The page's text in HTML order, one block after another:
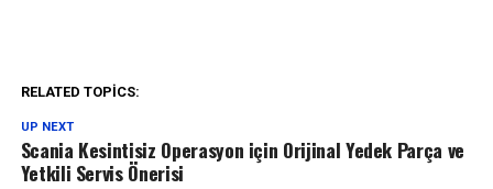
RELATED TOPICS:
UP NEXT
Scania Kesintisiz Operasyon için Orijinal Yedek Parça ve
Yetkili Servis Önerisi